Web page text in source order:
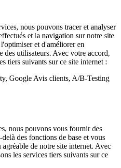
nous pouvons tracer et analyser
et la navigation sur notre site
et d'améliorer en
des utilisateurs. Avec votre accord,
tiers suivants sur ce site internet :
Google Avis clients, A/B-Testing
nous pouvons vous fournir des
des fonctions de base et vous
de notre site internet. Avec
les services tiers suivants sur ce